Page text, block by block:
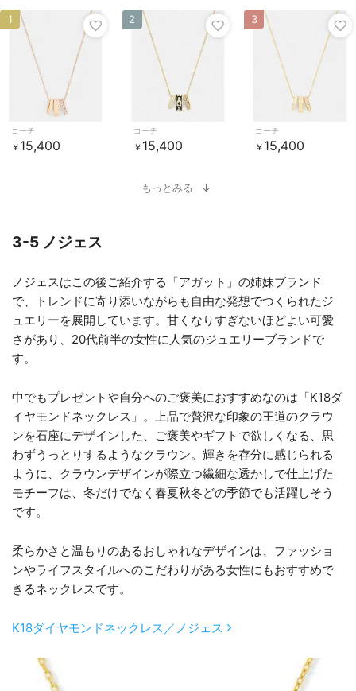
コーチ
￥ 15,400
1
コーチ
￥ 15,400
2
コーチ
￥ 15,400
3
もっとみる
3-5 ノジェス
ノジェスはこの後ご紹介する「アガット」の姉妹ブランド
で、トレンドに寄り添いながらも自由な発想でつくられたジ
ュエリーを展開しています。甘くなりすぎないほどよい可愛
さがあり、20代前半の女性に人気のジュエリーブランドで
す。
中でもプレゼントや自分へのご褒美におすすめなのは「K18ダ
イヤモンドネックレス」。上品で贅沢な印象の王道のクラウ
ンを石座にデザインした、ご褒美やギフトで欲しくなる、思
わずうっとりするようなクラウン。輝きを存分に感じられる
ように、クラウンデザインが際立つ繊細な透かしで仕上げた
モチーフは、冬だけでなく春夏秋冬どの季節でも活躍しそう
です。
柔らかさと温もりのあるおしゃれなデザインは、ファッショ
ンやライフスタイルへのこだわりがある女性にもおすすめで
きるネックレスです。
K18ダイヤモンドネックレス／ノジェス